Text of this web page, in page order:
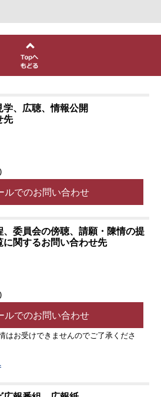
、広聴、情報公開
先
ルでのお問い合わせ
委員会の傍聴、請願・陳情の提
関するお問い合わせ先
ルでのお問い合わせ
はお受けできませんのでご了承くださ